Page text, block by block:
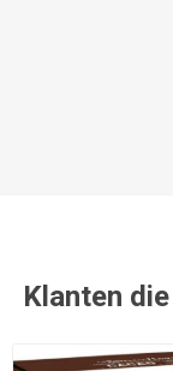
Klanten